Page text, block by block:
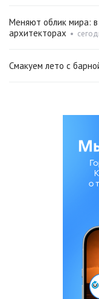
Меняют облик мира:
архитекторах •
Смакуем лето с